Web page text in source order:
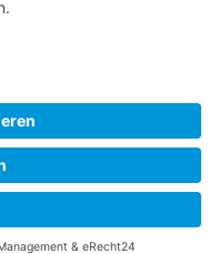
anders beschrieben
Datenschutz